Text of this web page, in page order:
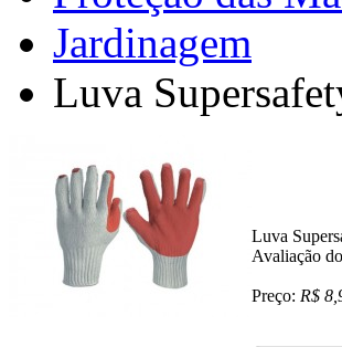
Jardinagem
Luva
Luva
Avaliação
Preço: R$